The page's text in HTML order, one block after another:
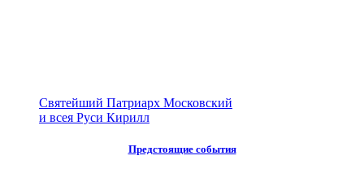
Святейший Патриарх Московский
и всея Руси Кирилл
Предстоящие события